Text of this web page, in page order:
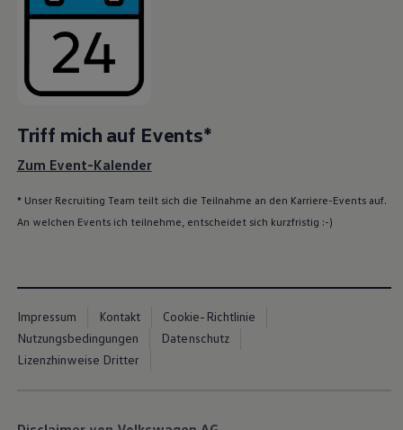
Triff mich auf Events*
Zum Event-Kalender
* Unser Recruiting Team teilt sich die Teilnahme an den Karriere-Events auf.
An welchen Events ich teilnehme, entscheidet sich kurzfristig :-)
Impressum Kontakt
Cookie-Richtlinie
Nutzungsbedingungen
Datenschutz
Lizenzhinweise Dritter